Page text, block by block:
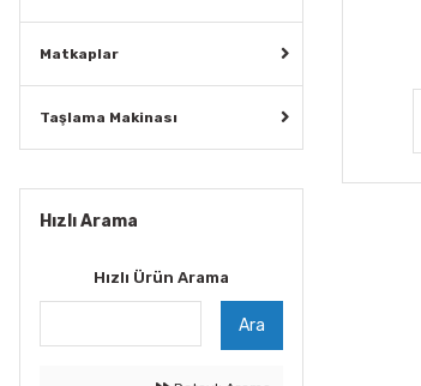
Matkaplar
Taşlama Makinası
Hızlı Arama
Hızlı Ürün Arama
Ara